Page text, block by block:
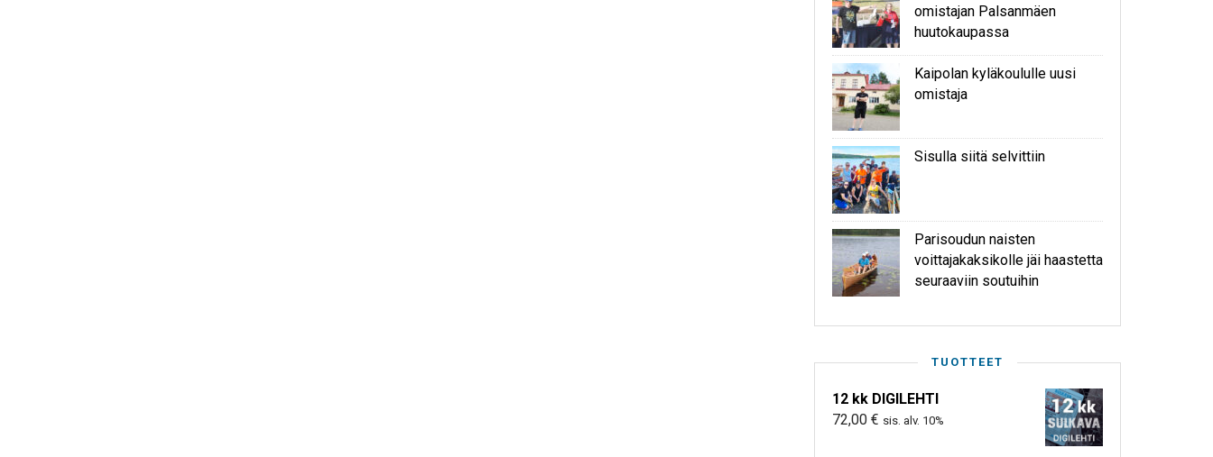
omistajan Palsanmäen
huutokaupassa
Kaipolan kyläkoululle uusi
omistaja
Sisulla siitä selvittiin
Parisoudun naisten
voittajakaksikolle jäi haastetta
seuraaviin soutuihin
TUOTTEET
12 kk DIGILEHTI
72,00 € sis. alv. 10%